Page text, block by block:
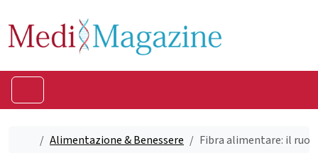
Home
Alimentazione & Benessere Fibra alimentare: il